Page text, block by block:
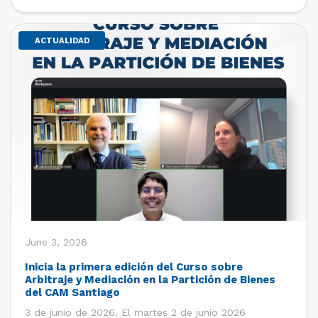
de estudiantes de […]
ACTUALIDAD
June 3, 2026
Inicia la primera edición del Curso sobre
Arbitraje y Mediación en la Partición de Bienes
del CAM Santiago
3 de junio de 2026. El martes 2 de junio 2026